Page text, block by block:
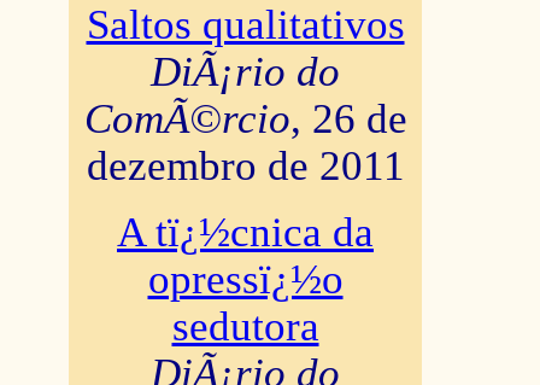
Saltos qualitativos
DiÃ¡rio do
ComÃ©rcio, 26 de
dezembro de 2011
A tï¿½cnica da
opressï¿½o
sedutora
DiÃ¡rio do